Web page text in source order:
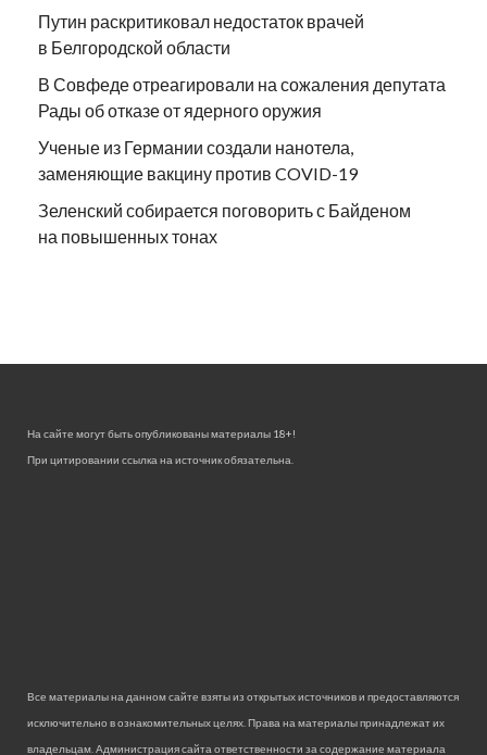
Путин раскритиковал недостаток врачей
в Белгородской области
В Совфеде отреагировали на сожаления депутата
Рады об отказе от ядерного оружия
Ученые из Германии создали нанотела,
заменяющие вакцину против COVID-19
Зеленский собирается поговорить с Байденом
на повышенных тонах
На сайте могут быть опубликованы материалы 18+!
При цитировании ссылка на источник обязательна.
Все материалы на данном сайте взяты из открытых источников и предоставляются
исключительно в ознакомительных целях. Права на материалы принадлежат их
владельцам. Администрация сайта ответственности за содержание материала